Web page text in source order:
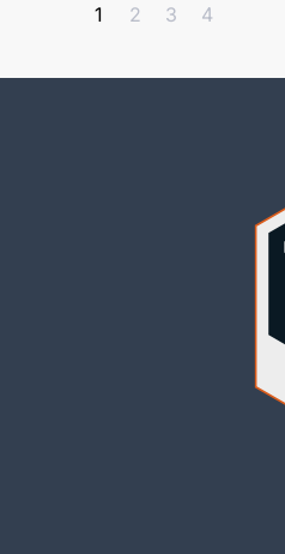
1 2 3 4